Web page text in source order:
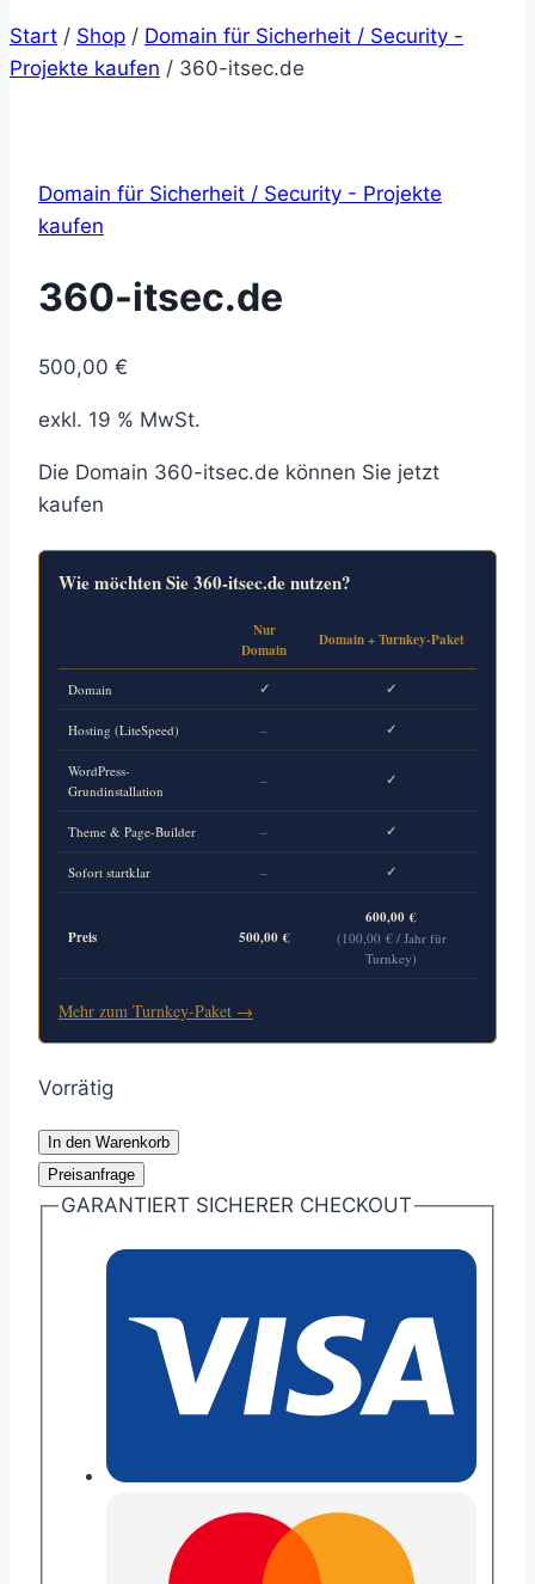
Start / Shop / Domain für Sicherheit / Security -
Projekte kaufen / 360-itsec.de
Domain für Sicherheit / Security - Projekte
kaufen
360-itsec.de
500,00 €
exkl. 19 % MwSt.
Die Domain 360-itsec.de können Sie jetzt
kaufen
Wie möchten Sie 360-itsec.de nutzen?
Nur
Domain
Domain + Turnkey-Paket
Domain ✓ ✓
Hosting (LiteSpeed) – ✓
WordPress-
Grundinstallation
– ✓
Theme & Page-Builder – ✓
Sofort startklar – ✓
Preis 500,00€
600,00€
( 100,00 €/ Jahr für
Turnkey)
Mehr zum Turnkey-Paket →
Vorrätig
360-
itsec.de
Menge
In den Warenkorb
Preisanfrage
GARANTIERT SICHERER CHECKOUT